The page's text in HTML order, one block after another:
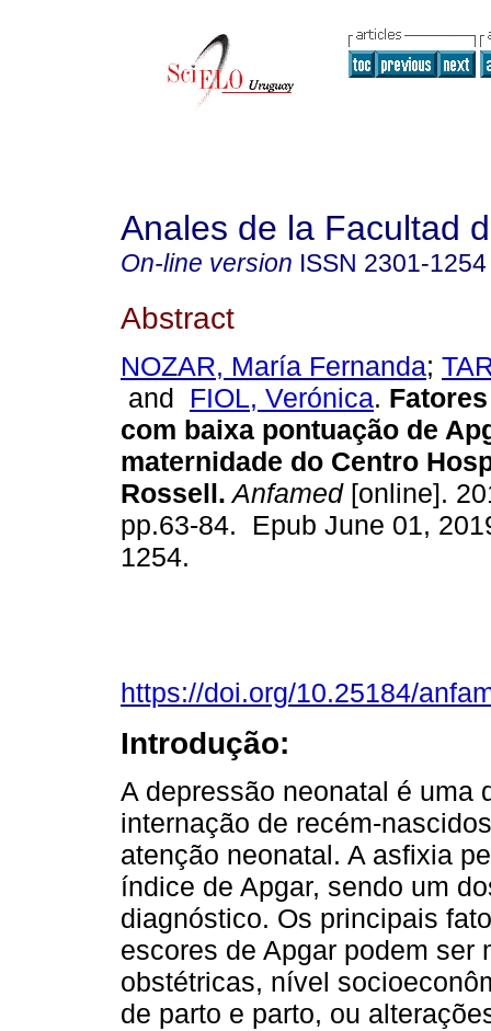
Anales de la Facultad
On-line version ISSN 2301-1254
Abstract
NOZAR, María Fernanda;
and FIOL, Verónica.
com baixa pontuação de
maternidade do Centro
Rossell. Anfamed[online].
pp.63-84. Epub June 01,
1254.
https://doi.org/10.25184/
Introdução:
A depressão neonatal é uma
internação de recém-
atenção neonatal. A asfixia
índice de Apgar, sendo um
diagnóstico. Os principais
escores de Apgar podem ser
obstétricas, nível
de parto e parto, ou